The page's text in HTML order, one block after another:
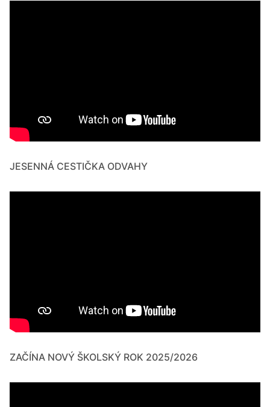
JESENNÁ CESTIČKA ODVAHY
ZAČÍNA NOVÝ ŠKOLSKÝ ROK 2025/2026